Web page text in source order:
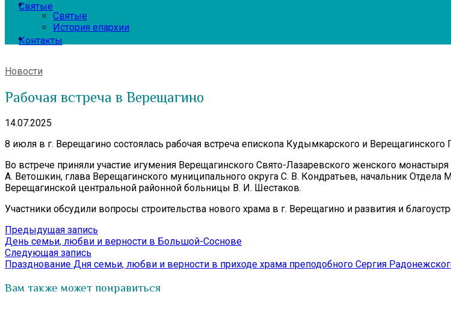
Святые
Святые
История епархии
Контакты
Новости
Рабочая встреча в Верещагино
14.07.2025
8 июля в г. Верещагино состоялась рабочая встреча епископа Кудымкарского и Верещагинского
Во встрече приняли участие игумения Верещагинского Свято-Лазаревского женского
А. Ветошкин, глава Верещагинского муниципального округа С. В. Кондратьев, начальник
Верещагинской центральной районной больницы В. И. Шестаков.
Участники обсудили вопросы строительства нового храма в г. Верещагино и развития и
Навигация
по
записям
Предыдущая запись
запись:
День семьи, любви и верности в Большой-Соснове
Следующая запись
запись:
Празднование Дня семьи, любви и верности в приходе храма преподобного Сергия
Вам также может понравиться